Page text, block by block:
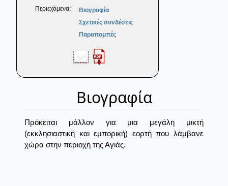
Περιεχόμενα:
Βιογραφία
Σχετικές συνδέσεις
Παραπομπές
Βιογραφία
Πρόκειται μάλλον για μια μεγάλη μικτή
(εκκλησιαστική και εμπορική) εορτή που λάμβανε
χώρα στην περιοχή της Αγιάς.